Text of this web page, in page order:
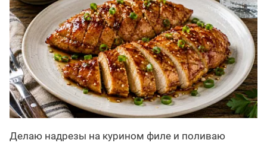
Делаю надрезы на курином филе и поливаю